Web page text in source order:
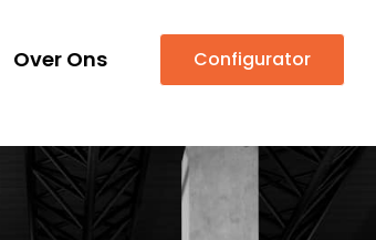
Over Ons Configurator